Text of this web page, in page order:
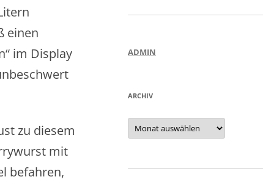
einen
im Display
zu diesem
mit
befahren,
ADMIN
ARCHIV
Archiv